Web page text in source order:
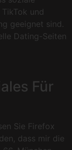
und
geeignet sind.
Dating-Seiten
Für
Sie Firefox
dass mir die